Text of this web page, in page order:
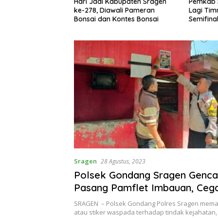
ke-278, Diawali Pameran
Bonsai dan Kontes Bonsai
Lagi
Sragen 28 Agustus, 2023
Polsek Gondang Sragen
Pasang Pamflet Imbauan,
Pencurian
SRAGEN – Polsek Gondang Polres Sragen
atau stiker waspada terhadap tindak